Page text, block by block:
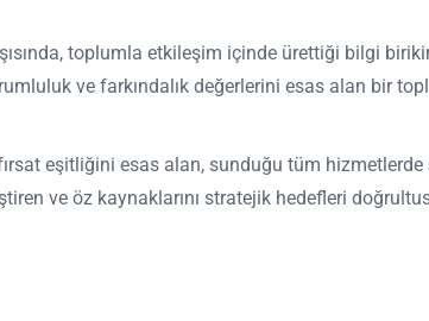
toplumla etkileşim içinde ürettiği bilgi
ve farkındalık değerlerini esas alan bir
fırsat eşitliğini esas alan, sunduğu tüm
ve öz kaynaklarını stratejik hedefleri